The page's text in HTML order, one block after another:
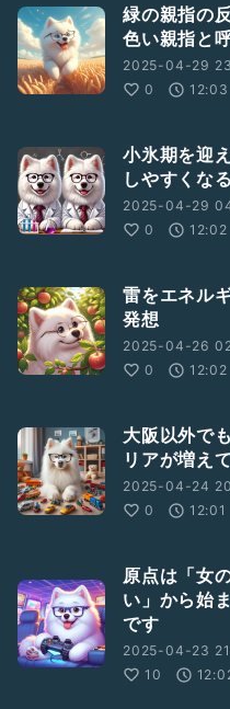
緑の親指の
色い親指と
2025-04-29
0
12:03
小氷期を迎
しやすくな
2025-04-29
0
12:02
雷をエネル
発想
2025-04-26
0
12:02
大阪以外で
リアが増え
2025-04-24
0
12:01
原点は「女
い」から始
です
2025-04-23
10